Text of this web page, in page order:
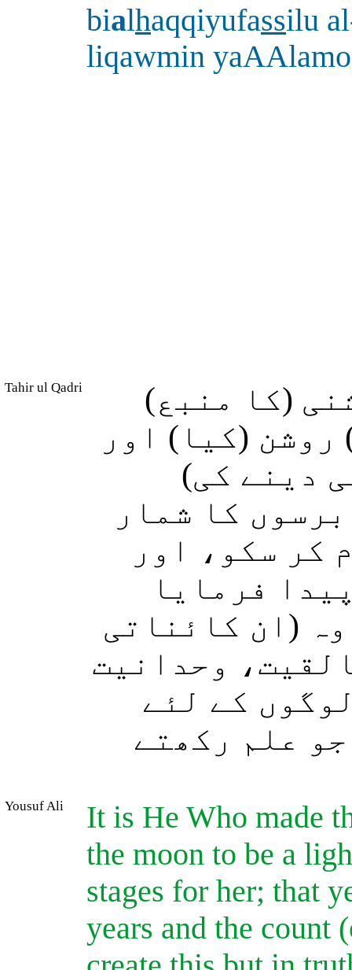
bialhaqqiyufassilu
liqawmin
Tahir ul Qadri
(کا منبع)
(کیا) اور
دینے کی)
کا شمار
کر سکو، اور
فرمایا
(ان کائناتی
وحدانیت
کے لئے
علم رکھتے
Yousuf Ali
It is He Who made
the moon to be a
stages for her; that
years and the